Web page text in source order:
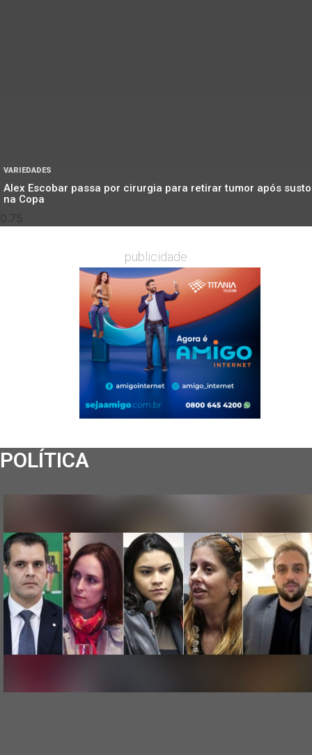
VARIEDADES
Alex Escobar passa por cirurgia para retirar tumor após susto
na Copa
publicidade
POLÍTICA